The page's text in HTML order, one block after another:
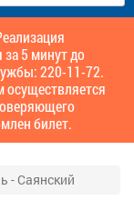
за 5 минут до
220-11-72.
осуществляется
билет.
- Саянский